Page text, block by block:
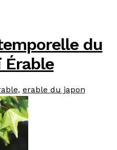
du
Érable
, erable du japon